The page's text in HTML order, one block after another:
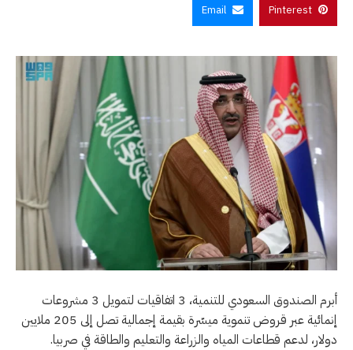
Pinterest
Email
أبرم الصندوق السعودي للتنمية، 3 اتفاقيات لتمويل 3 مشروعات
إنمائية عبر قروض تنموية ميسّرة بقيمة إجمالية تصل إلى 205 ملايين
دولار، لدعم قطاعات المياه والزراعة والتعليم والطاقة في صربيا.